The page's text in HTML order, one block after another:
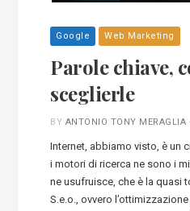
Google Web Marketing
Parole chiave,
sceglierle
BY ANTONIO TONY MERAGLIA
Internet, abbiamo visto, è un
i motori di ricerca ne sono i
ne usufruisce, che è la quasi
S.e.o., ovvero